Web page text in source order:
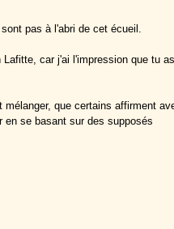
pas à l'abri de cet écueil.
car j'ai l'impression que tu as
que certains affirment
en se basant sur des supposés